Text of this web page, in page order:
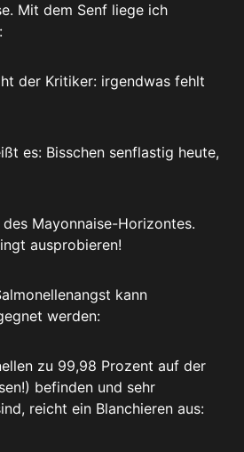
Mit dem Senf liege ich
der Kritiker: irgendwas fehlt
es: Bisschen senflastig heute,
Mayonnaise-Horizontes.
ausprobieren!
kann
werden:
zu 99,98 Prozent auf der
befinden und sehr
reicht ein Blanchieren aus: